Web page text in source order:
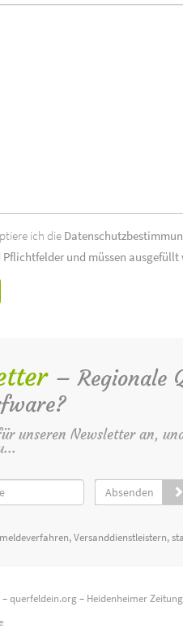
ich die
Pflichtfelder und müssen ausgefüllt
– Regionale
unseren Newsletter an,
Absenden
Versanddienstleistern,
querfeldein.org– Heidenheimer